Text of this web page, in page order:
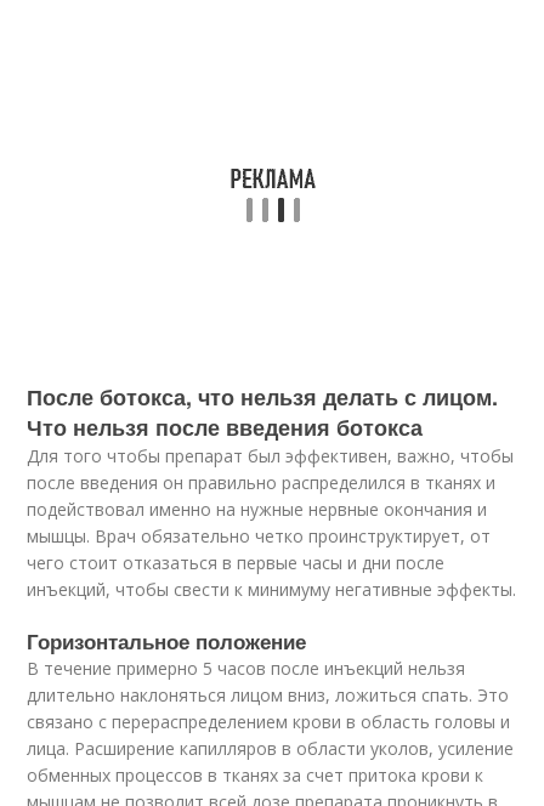
После ботокса, что нельзя делать с лицом.
Что нельзя после введения ботокса
Для того чтобы препарат был эффективен, важно, чтобы
после введения он правильно распределился в тканях и
подействовал именно на нужные нервные окончания и
мышцы. Врач обязательно четко проинструктирует, от
чего стоит отказаться в первые часы и дни после
инъекций, чтобы свести к минимуму негативные эффекты.
Горизонтальное положение
В течение примерно 5 часов после инъекций нельзя
длительно наклоняться лицом вниз, ложиться спать. Это
связано с перераспределением крови в область головы и
лица. Расширение капилляров в области уколов, усиление
обменных процессов в тканях за счет притока крови к